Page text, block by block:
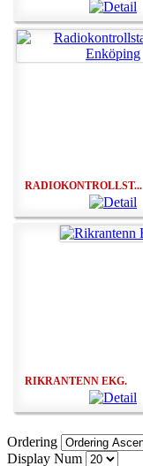
RADIOKONTROLLST...
RIKRANTENN EKG.
Ordering
Display Num